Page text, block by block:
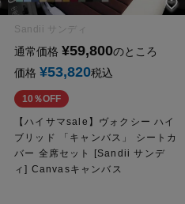
Sandii サンディ
通常価格 ¥59,800のところ
価格 ¥53,820税込
10％OFF
【ハイサマsale】ヴォクシー ハイ
ブリッド 「キャンバス」 シートカ
バー 全席セット [Sandii サンデ
ィ] Canvasキャンバス